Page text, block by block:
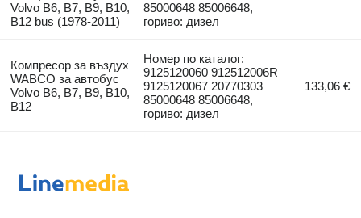
Volvo B6, B7, B9, B10,
B12 bus (1978-2011)
85000648 85006648,
гориво: дизел
Компресор за въздух
WABCO за автобус
Volvo B6, B7, B9, B10,
B12
Номер по каталог:
9125120060 912512006R
9125120067 20770303
85000648 85006648,
гориво: дизел
133,06 €